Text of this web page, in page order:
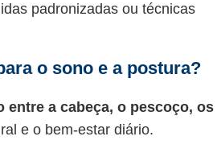
padronizadas ou técnicas
o sono e a postura?
entre a cabeça, o pescoço, os
e o bem-estar diário.